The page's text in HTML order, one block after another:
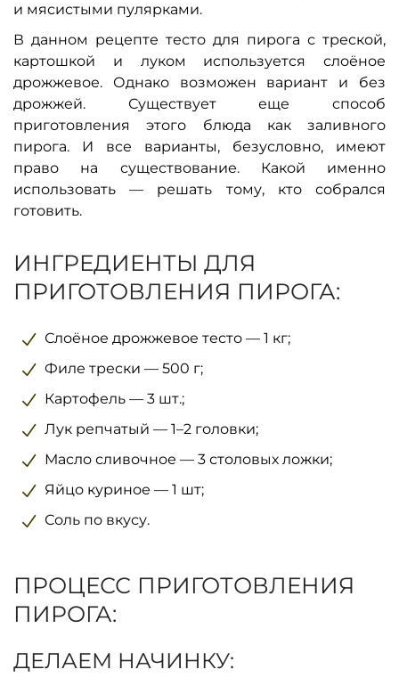
и мясистыми пулярками.
В данном рецепте тесто для пирога с треской,
картошкой и луком используется слоёное
дрожжевое. Однако возможен вариант и без
дрожжей. Существует еще способ
приготовления этого блюда как заливного
пирога. И все варианты, безусловно, имеют
право на существование. Какой именно
использовать — решать тому, кто собрался
готовить.
ИНГРЕДИЕНТЫ ДЛЯ
ПРИГОТОВЛЕНИЯ ПИРОГА:
Слоёное дрожжевое тесто — 1 кг;
Филе трески — 500 г;
Картофель — 3 шт.;
Лук репчатый — 1–2 головки;
Масло сливочное — 3 столовых ложки;
Яйцо куриное — 1 шт;
Соль по вкусу.
ПРОЦЕСС ПРИГОТОВЛЕНИЯ
ПИРОГА:
ДЕЛАЕМ НАЧИНКУ: